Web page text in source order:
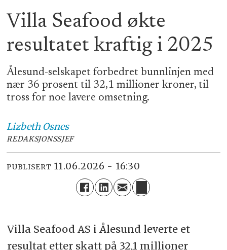
Villa Seafood økte
resultatet kraftig i 2025
Ålesund-selskapet forbedret bunnlinjen med
nær 36 prosent til 32,1 millioner kroner, til
tross for noe lavere omsetning.
Lizbeth Osnes
REDAKSJONSSJEF
PUBLISERT 11.06.2026 - 16:30
Villa Seafood AS i Ålesund leverte et
resultat etter skatt på 32,1 millioner